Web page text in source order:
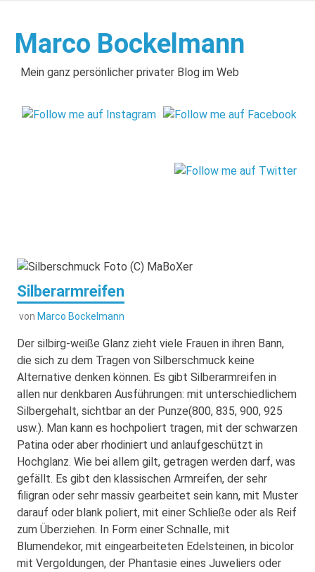
springen
Marco Bockelmann
Mein ganz persönlicher privater Blog im Web
Silberarmreifen
von Marco Bockelmann
Der silbirg-weiße Glanz zieht viele Frauen in ihren Bann,
die sich zu dem Tragen von Silberschmuck keine
Alternative denken können. Es gibt Silberarmreifen in
allen nur denkbaren Ausführungen: mit unterschiedlichem
Silbergehalt, sichtbar an der Punze(800, 835, 900, 925
usw.). Man kann es hochpoliert tragen, mit der schwarzen
Patina oder aber rhodiniert und anlaufgeschützt in
Hochglanz. Wie bei allem gilt, getragen werden darf, was
gefällt. Es gibt den klassischen Armreifen, der sehr
filigran oder sehr massiv gearbeitet sein kann, mit Muster
darauf oder blank poliert, mit einer Schließe oder als Reif
zum Überziehen. In Form einer Schnalle, mit
Blumendekor, mit eingearbeiteten Edelsteinen, in bicolor
mit Vergoldungen, der Phantasie eines Juweliers oder